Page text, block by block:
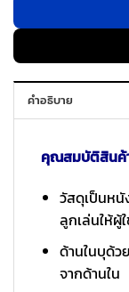
คำอธิบาย
คุณสมบัติสินค้
วัสดุเป็นห
ลูกเล่นให้ผู้
ด้านในบุด้ว
จากด้านใน